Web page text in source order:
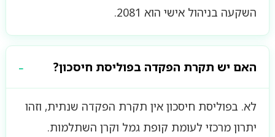
השקעה בניהול אישי הוא 2081.
האם יש תקרת הפקדה בפוליסת חיסכון?
לא. בפוליסת חיסכון אין תקרת הפקדה שנתית, וזהו
יתרון מרכזי לעומת קופת גמל וקרן השתלמות.